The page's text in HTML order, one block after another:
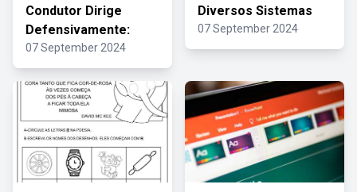
Condutor Dirige
Defensivamente:
07 September 2024
Diversos Sistemas
07 September 2024